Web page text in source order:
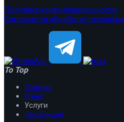
Политика конфиденциальности
Согласие на обработку
To Top
Главная
О нас
Услуги
Продукция